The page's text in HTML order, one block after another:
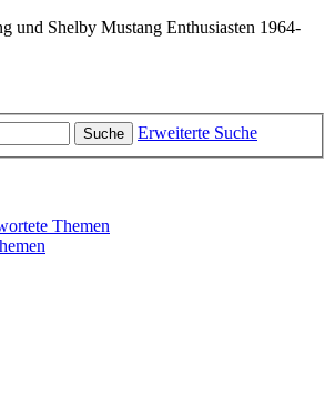
und Shelby Mustang Enthusiasten 1964-
Suche Erweiterte Suche
Themen